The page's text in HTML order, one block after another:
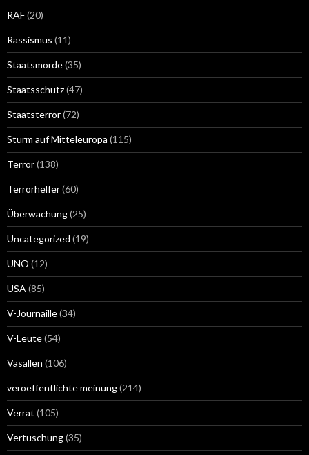
RAF(20)
Rassismus (11)
Staatsmorde(35)
Staatsschutz(47)
Staatsterror(72)
Sturm auf Mitteleuropa (115)
Terror(138)
Terrorhelfer(60)
Überwachung(25)
Uncategorized (19)
UNO (12)
USA (85)
V-Journaille(34)
V-Leute(54)
Vasallen (106)
veroeffentlichte meinung(214)
Verrat (105)
Vertuschung(35)